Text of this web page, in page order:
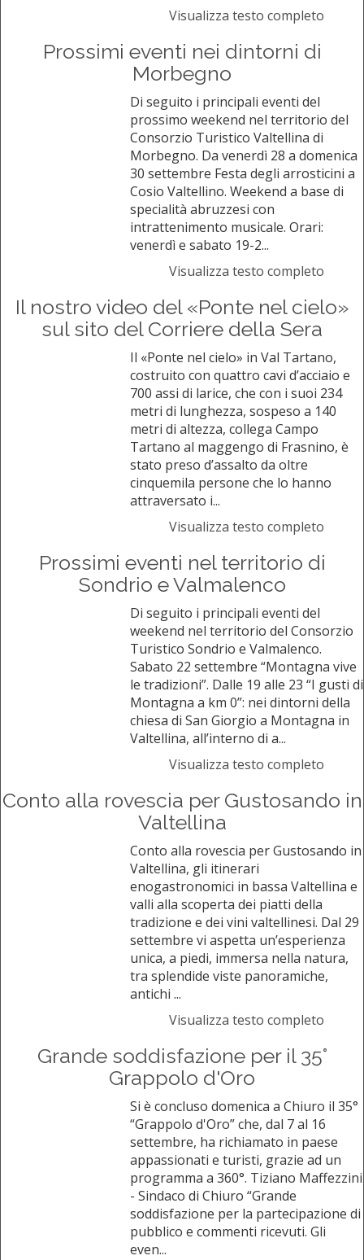
Visualizza testo completo
Prossimi eventi nei dintorni di
Morbegno
Di seguito i principali eventi del
prossimo weekend nel territorio del
Consorzio Turistico Valtellina di
Morbegno. Da venerdì 28 a domenica
30 settembre Festa degli arrosticini a
Cosio Valtellino. Weekend a base di
specialità abruzzesi con
intrattenimento musicale. Orari:
venerdì e sabato 19-2...
Visualizza testo completo
Il nostro video del «Ponte nel cielo»
sul sito del Corriere della Sera
Il «Ponte nel cielo» in Val Tartano,
costruito con quattro cavi d’acciaio e
700 assi di larice, che con i suoi 234
metri di lunghezza, sospeso a 140
metri di altezza, collega Campo
Tartano al maggengo di Frasnino, è
stato preso d’assalto da oltre
cinquemila persone che lo hanno
attraversato i...
Visualizza testo completo
Prossimi eventi nel territorio di
Sondrio e Valmalenco
Di seguito i principali eventi del
weekend nel territorio del Consorzio
Turistico Sondrio e Valmalenco.
Sabato 22 settembre “Montagna vive
le tradizioni”. Dalle 19 alle 23 “I gusti di
Montagna a km 0”: nei dintorni della
chiesa di San Giorgio a Montagna in
Valtellina, all’interno di a...
Visualizza testo completo
Conto alla rovescia per Gustosando in
Valtellina
Conto alla rovescia per Gustosando in
Valtellina, gli itinerari
enogastronomici in bassa Valtellina e
valli alla scoperta dei piatti della
tradizione e dei vini valtellinesi. Dal 29
settembre vi aspetta un’esperienza
unica, a piedi, immersa nella natura,
tra splendide viste panoramiche,
antichi ...
Visualizza testo completo
Grande soddisfazione per il 35°
Grappolo d'Oro
Si è concluso domenica a Chiuro il 35°
“Grappolo d'Oro” che, dal 7 al 16
settembre, ha richiamato in paese
appassionati e turisti, grazie ad un
programma a 360°. Tiziano Maffezzini
- Sindaco di Chiuro “Grande
soddisfazione per la partecipazione di
pubblico e commenti ricevuti. Gli
even...